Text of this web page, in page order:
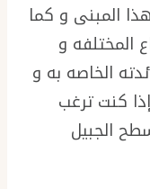
المبنى و كما
المختلفه و
الخاصه به و
كنت ترغب
الجبيل